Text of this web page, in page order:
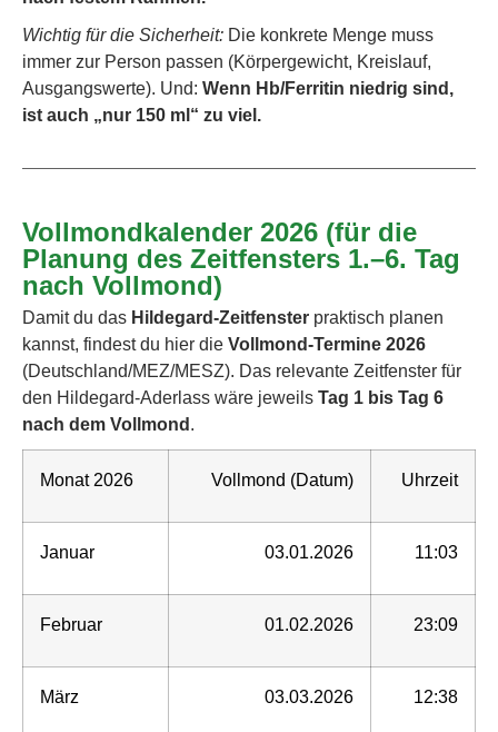
Wichtig für die Sicherheit: Die konkrete Menge muss
immer zur Person passen (Körpergewicht, Kreislauf,
Ausgangswerte). Und: Wenn Hb/Ferritin niedrig sind,
ist auch „nur 150 ml“ zu viel.
Vollmondkalender 2026 (für die
Planung des Zeitfensters 1.–6. Tag
nach Vollmond)
Damit du das Hildegard-Zeitfenster praktisch planen
kannst, findest du hier die Vollmond-Termine 2026
(Deutschland/MEZ/MESZ). Das relevante Zeitfenster für
den Hildegard-Aderlass wäre jeweils Tag 1 bis Tag 6
nach dem Vollmond .
Monat 2026 Vollmond (Datum) Uhrzeit
Januar 03.01.2026 11:03
Februar 01.02.2026 23:09
März 03.03.2026 12:38